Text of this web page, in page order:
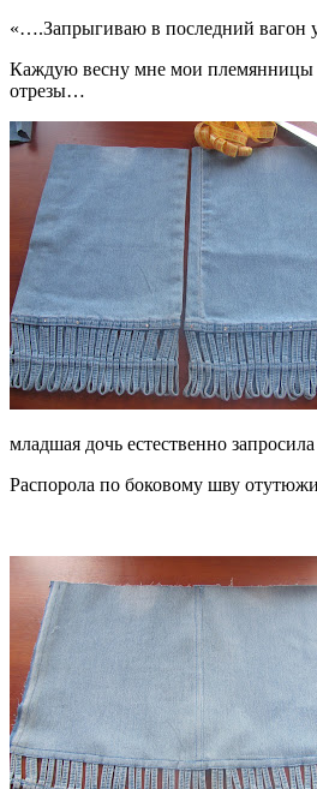
«….Запрыгиваю в последний вагон
Каждую весну мне мои племянницы
отрезы…
младшая дочь естественно
Распорола по боковому шву